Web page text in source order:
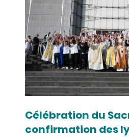
Célébration du
confirmation des